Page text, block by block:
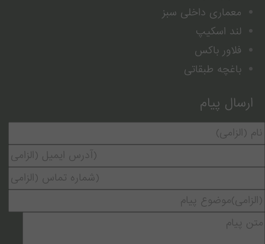
معماری داخلی سبز
لند اسکیپ
فلاور باکس
باغچه طبقاتی
ارسال پیام